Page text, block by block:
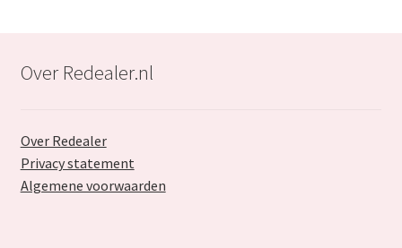
Over Redealer.nl
Over Redealer
Privacy statement
Algemene voorwaarden